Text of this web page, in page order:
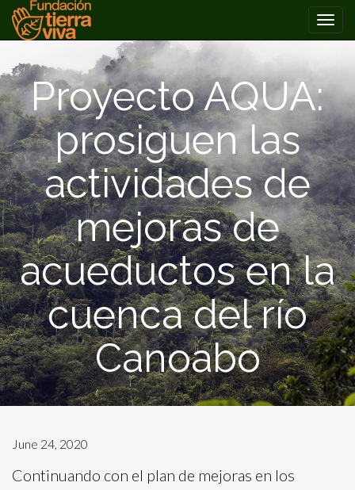
MENU
to
contentProyecto AQUA:
prosiguen las
actividades de
mejoras de
acueductos en la
cuenca del río
Canoabo
June 24, 2020
Continuando con el plan de mejoras en los